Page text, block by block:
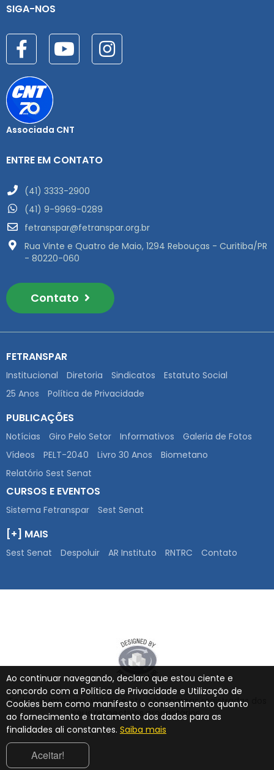
SIGA-NOS
Associada CNT
ENTRE EM CONTATO
(41) 3333-2900
(41) 9-9969-0289
fetranspar@fetranspar.org.br
Rua Vinte e Quatro de Maio, 1294 Rebouças - Curitiba/PR
- 80220-060
Contato
FETRANSPAR
Institucional Diretoria Sindicatos
Estatuto Social
25 Anos
Política de Privacidade
PUBLICAÇÕES
Notícias Giro Pelo Setor Informativos
Galeria de Fotos
Vídeos
PELT-2040 Livro 30 Anos
Biometano
Relatório Sest Senat
CURSOS E EVENTOS
Sistema Fetranspar Sest Senat
[+] MAIS
Sest Senat Despoluir AR Instituto RNTRC Contato
Todas as imagens, vídeos e etc. são marcas registradas dos
seus respectivos proprietários.
Ao continuar navegando, declaro que estou ciente e
concordo com a Política de Privacidade e Utilização de
Cookies bem como manifesto o consentimento quanto
ao fornecimento e tratamento dos dados para as
finalidades ali constantes. Saiba mais
Aceitar!